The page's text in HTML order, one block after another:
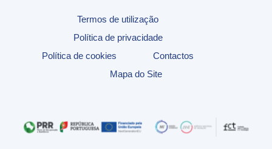
Termos de utilização
Política de privacidade
Política de cookies
Contactos
Mapa do Site